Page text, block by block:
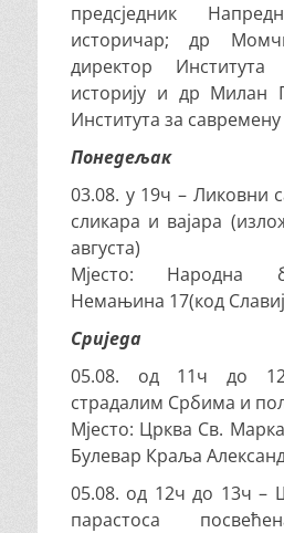
предсједник
историчар; др
директор
историју и др Милан
Института за савремену
Понедељак
03.08. у 19ч – Ликовни
сликара и вајара
августа)
Мјесто: Народна
Немањина 17(код
Сриједа
05.08. од 11ч до
страдалим Србима и
Мјесто: Црква Св.
Булевар Краља
05.08. од 12ч до 13ч –
парастоса